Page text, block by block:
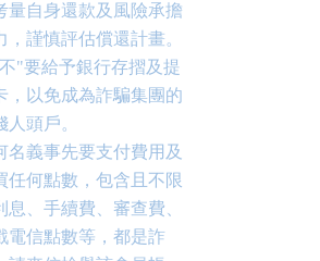
量自身還款及風險承擔
，謹慎評估償還計畫。
"要給予銀行存摺及提
，以免成為詐騙集團的
人頭戶。
名義事先要支付費用及
任何點數，包含且不限
息、手續費、審查費、
電信點數等，都是詐